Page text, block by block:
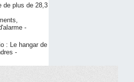
de plus de 28,3
-
: Le hangar de
-